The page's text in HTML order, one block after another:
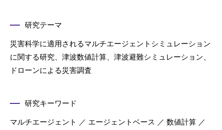
研究テーマ
災害科学に適用されるマルチエージェントシミュレーション
に関する研究、津波数値計算、津波避難シミュレーション、
ドローンによる災害調査
研究キーワード
マルチエージェント ／ エージェントベース ／ 数値計算 ／